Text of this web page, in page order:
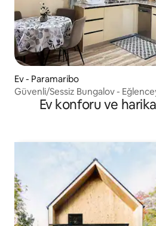
Ev - Paramaribo
Güvenli/Sessiz Bungalov -
mesafesinde
Ev konforu ve